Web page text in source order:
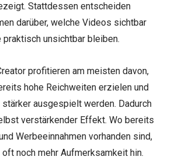
Stattdessen entscheiden
darüber, welche Videos sichtbar
unsichtbar bleiben.
profitieren am meisten davon,
hohe Reichweiten erzielen und
ausgespielt werden. Dadurch
verstärkender Effekt. Wo bereits
Werbeeinnahmen vorhanden sind,
noch mehr Aufmerksamkeit hin.